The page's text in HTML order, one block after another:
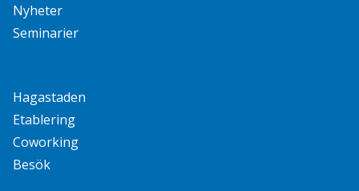
Nyheter
Seminarier
Hagastaden
Etablering
Coworking
Besök